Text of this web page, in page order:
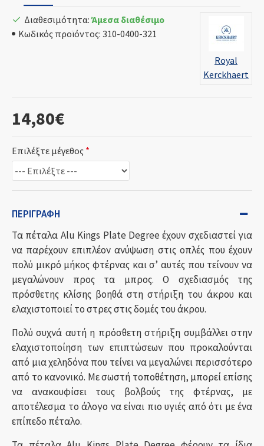
14,80€
Διαθεσιμότητα: Άμεσα διαθέσιμο
Κωδικός προϊόντος: 310-0400-321
Royal
Kerckhaert
Επιλέξτε μέγεθος
ΠΕΡΙΓΡΑΦΉ
Τα πέταλα Alu Kings Plate Degree έχουν σχεδιαστεί για
να παρέχουν επιπλέον ανύψωση στις οπλές που έχουν
πολύ μικρό μήκος φτέρνας και σ’ αυτές που τείνουν να
μεγαλώνουν προς τα μπρος. Ο σχεδιασμός της
πρόσθετης κλίσης βοηθά στη στήριξη του άκρου και
ελαχιστοποιεί το στρες στις δομές του άκρου.
Πολύ συχνά αυτή η πρόσθετη στήριξη συμβάλλει στην
ελαχιστοποίηση των επιπτώσεων που προκαλούνται
από μια χεληδόνα που τείνει να μεγαλώνει περισσότερο
από το κανονικό. Με σωστή τοποθέτηση, μπορεί επίσης
να ανακουφίσει τους βολβούς της φτέρνας, με
αποτέλεσμα το άλογο να είναι πιο υγιές από ότι με ένα
επίπεδο πέταλο.